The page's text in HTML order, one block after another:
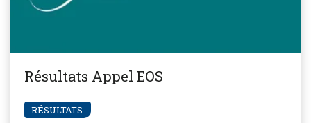
Résultats Appel EOS
RÉSULTATS